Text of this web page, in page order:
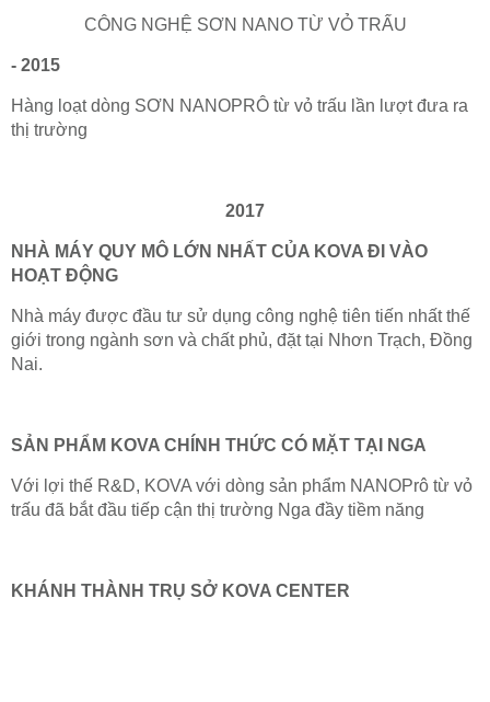
CÔNG NGHỆ SƠN NANO TỪ VỎ TRẤU
- 2015
Hàng loạt dòng SƠN NANOPRÔ từ vỏ trấu lần lượt đưa ra
thị trường
2017
NHÀ MÁY QUY MÔ LỚN NHẤT CỦA KOVA ĐI VÀO
HOẠT ĐỘNG
Nhà máy được đầu tư sử dụng công nghệ tiên tiến nhất thế
giới trong ngành sơn và chất phủ, đặt tại Nhơn Trạch, Đồng
Nai.
SẢN PHẨM KOVA CHÍNH THỨC CÓ MẶT TẠI NGA
Với lợi thế R&D, KOVA với dòng sản phẩm NANOPrô từ vỏ
trấu đã bắt đầu tiếp cận thị trường Nga đầy tiềm năng
KHÁNH THÀNH TRỤ SỞ KOVA CENTER